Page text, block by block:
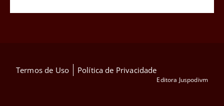
Termos de Uso Política de Privacidade
Editora Juspodivm